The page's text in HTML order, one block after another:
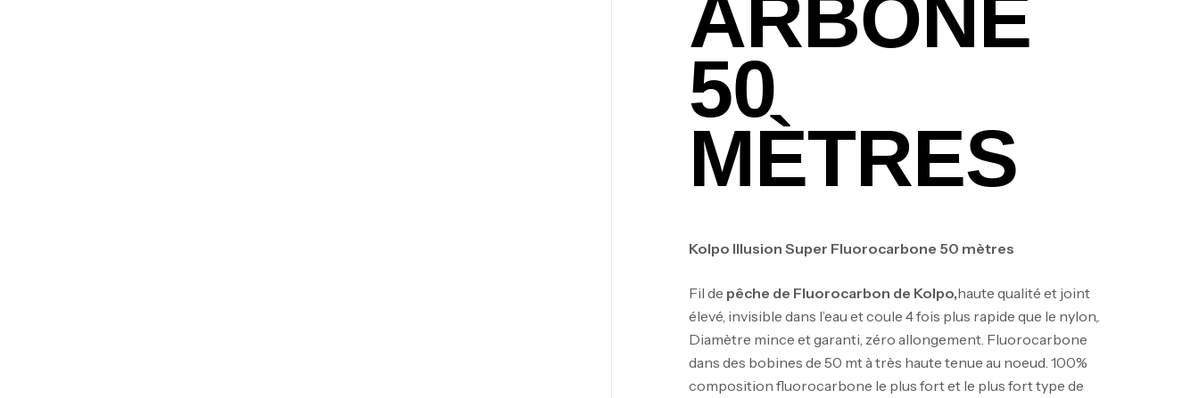
ARBONE
50
MÈTRES
Kolpo Illusion Super Fluorocarbone 50 mètres
Fil de pêche de Fluorocarbon de Kolpo,haute qualité et joint
élevé, invisible dans l’eau et coule 4 fois plus rapide que le nylon,.
Diamètre mince et garanti, zéro allongement. Fluorocarbone
dans des bobines de 50 mt à très haute tenue au noeud. 100%
composition fluorocarbone le plus fort et le plus fort type de